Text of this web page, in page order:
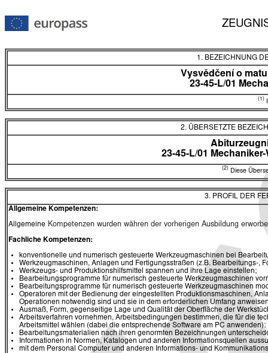
1. BEZEICHNUNG
Vysvědčení o
23-45-L/01
(1)
2. ÜBERSETZTE
23-45-L/01
(2) Diese
3. PROFIL DER
Allgemeine Kompetenzen:
Allgemeine Kompetenzen wurden währen der vorherigen Ausbildung
Fachliche Kompetenzen:
konventionelle und numerisch gesteuerte Werkzeugmaschinen bei
Werkzeugmaschinen, Anlagen und Fertigungsstraßen (z.B. Bearbeitungs-,
Werkzeugs- und Produktionshilfsmittel spannen und ihre Lage einstellen;
Bearbeitungsprogramme für numerisch gesteuerte Werkzeugmaschinen
Bearbeitungsprogramme für numerisch gesteuerte Werkzeugmaschinen
Operatoren mit der Bedienung der eingestellten Produktionsmaschinen,
Operationen notwendig sind und sie in dem erforderlichen Umfang
Ausmaß, Form, gegenseitige Lage und Qualität der Oberfläche der
Arbeitsverfahren vornehmen, Arbeitsbedingungen bestimmen, die für die
Arbeitsmittel wählen (dabei die entsprechende Software am PC anwenden);
Bearbeitungsmaterialien nach ihren genormten Bezeichnungen
Informationen in Normen, Katalogen und anderen Informationsquellen
mit dem Personal Computer und anderen Informations- und